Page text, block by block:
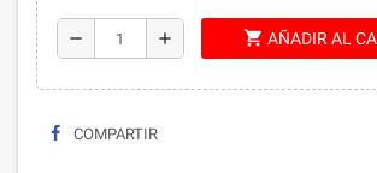
remove add shopping_cart AÑADIR AL
COMPARTIR